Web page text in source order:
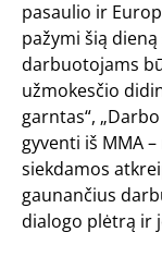
pasaulio ir
pažymi šią
darbuotojams
užmokesčio
garntas“,
gyventi iš MMA
siekdamos
gaunančius
dialogo plėtrą ir